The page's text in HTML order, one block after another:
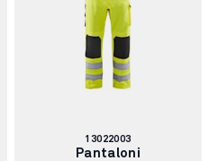
Codice
articolo:
13022003
Pantaloni